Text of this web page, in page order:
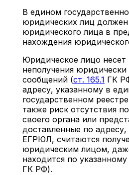
В едином
юридических лиц должен
юридического лица в
нахождения
Юридическое лицо несет
неполучения
сообщений (ст. 165.1 ГК
адресу, указанному в
государственном
также риск отсутствия
своего органа или
доставленные по адресу,
ЕГРЮЛ, считаются
юридическим лицом,
находится по
ГК РФ).